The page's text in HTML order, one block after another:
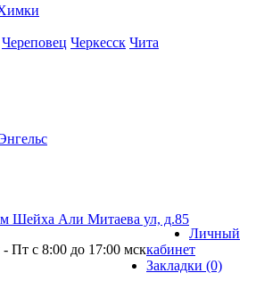
Череповец Черкесск Чита
Шейха Али Митаева ул, д.85
Пт с 8:00 до 17:00 мск
Личный
кабинет
Закладки (0)